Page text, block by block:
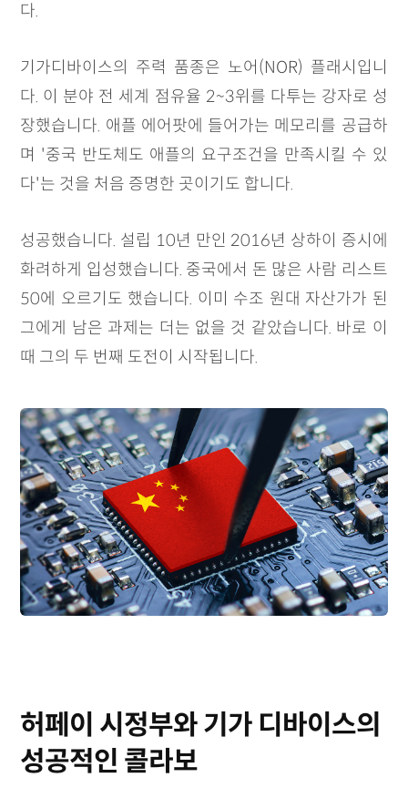
다.
기가디바이스의 주력 품종은 노어(NOR) 플래시입니
다. 이 분야 전 세계 점유율 2~3위를 다투는 강자로 성
장했습니다. 애플 에어팟에 들어가는 메모리를 공급하
며 '중국 반도체도 애플의 요구조건을 만족시킬 수 있
다'는 것을 처음 증명한 곳이기도 합니다.
성공했습니다. 설립 10년 만인 2016년 상하이 증시에
화려하게 입성했습니다. 중국에서 돈 많은 사람 리스트
50에 오르기도 했습니다. 이미 수조 원대 자산가가 된
그에게 남은 과제는 더는 없을 것 같았습니다. 바로 이
때 그의 두 번째 도전이 시작됩니다.
허페이 시정부와 기가 디바이스의
성공적인 콜라보